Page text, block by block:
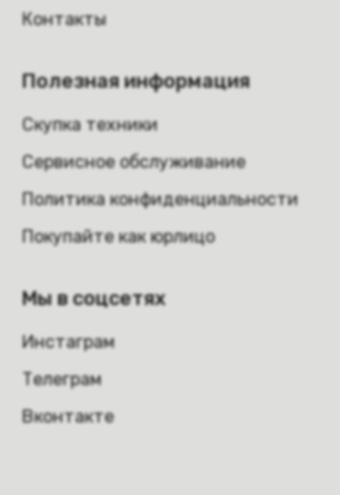
Контакты
Полезная информация
Скупка техники
Сервисное обслуживание
Политика конфиденциальности
Покупайте как юрлицо
Мы в соцсетях
Инстаграм
Телеграм
Вконтакте